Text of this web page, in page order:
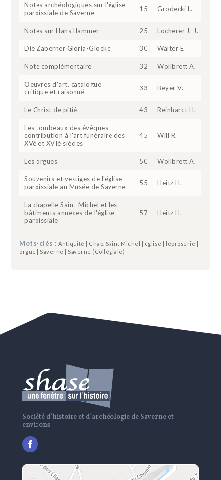
Notes archéologiques sur l'église
paroissiale de Saverne
15 Grodecki L.
Notes sur Hans Hammer 25 Locherer J.-J.
Die Zaberner Gloria-Glocke 30 Walter E.
Note complémentaire 32 Wollbrett A.
Oeuvres d'art, catalogue
critique et raisonné
33 Beyer V.
Le Christ de pitié 43 Reinhardt H.
Les tombeaux des évêques -
contribution à l'art funéraire des
XVè et XVIè siècles
45 Will R.
Les orgues 50 Wollbrett A.
Souvenirs et vestiges de l'église
paroissiale au Musée de Saverne
55 Heitz H.
La chapelle Saint-Michel et les
bâtiments annexes de l'église
paroissiale
57 Heitz H.
Mots-clés :Antiquité | Chap. Saint Michel | église | léproserie |
orgue | Saverne | Saverne (Collégiale)
Société d’histoire et d’archéologie de Saverne et
environs